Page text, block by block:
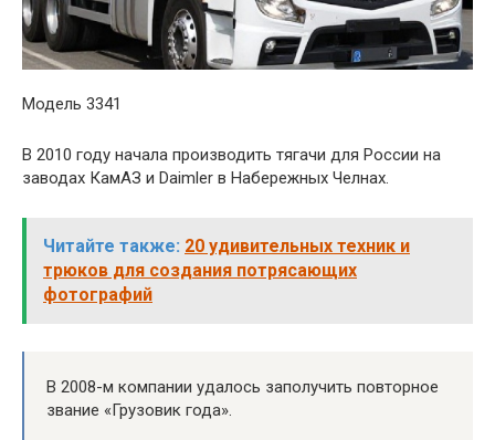
Модель 3341
В 2010 году начала производить тягачи для России на
заводах КамАЗ и Daimler в Набережных Челнах.
Читайте также: 20 удивительных техник и
трюков для создания потрясающих
фотографий
В 2008-м компании удалось заполучить повторное
звание «Грузовик года».